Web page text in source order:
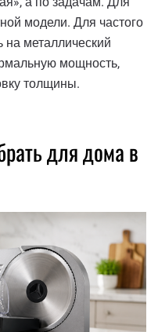
модели. Для частого
на металлический
мощность,
толщины.
для дома в